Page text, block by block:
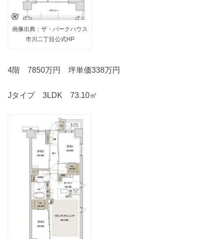
画像出典：ザ・パークハウス
市川二丁目公式HP
4階 7850万円 坪単価338万円
Jタイプ 3LDK 73.10㎡